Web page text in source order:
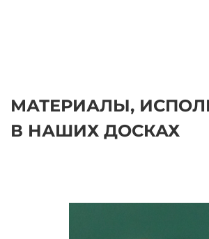
МАТЕРИАЛЫ,
В НАШИХ ДОСКАХ